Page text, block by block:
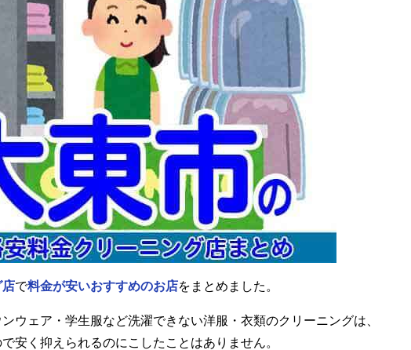
店で料金が安いおすすめのお店をまとめました。
ウェア・学生服など洗濯できない洋服・衣類のクリーニングは、
安く抑えられるのにこしたことはありません。